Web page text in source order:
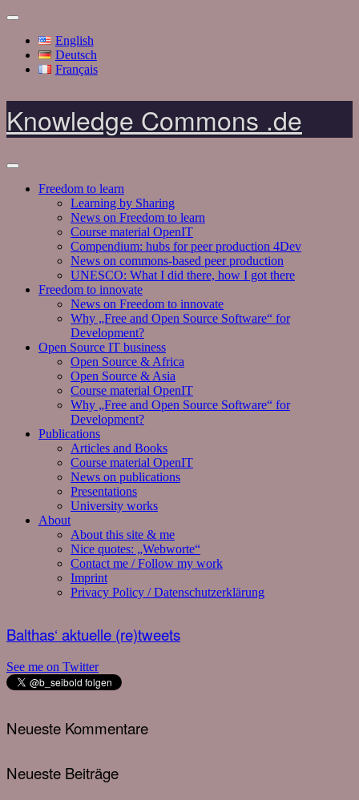
English
Deutsch
Français
Knowledge Commons .de
Freedom to learn
Learning by Sharing
News on Freedom to learn
Course material OpenIT
Compendium: hubs for peer production 4Dev
News on commons-based peer production
UNESCO: What I did there, how I got there
Freedom to innovate
News on Freedom to innovate
Why „Free and Open Source Software“ for
Development?
Open Source IT business
Open Source & Africa
Open Source & Asia
Course material OpenIT
Why „Free and Open Source Software“ for
Development?
Publications
Articles and Books
Course material OpenIT
News on publications
Presentations
University works
About
About this site & me
Nice quotes: „Webworte“
Contact me / Follow my work
Imprint
Privacy Policy / Datenschutzerklärung
Balthas‘ aktuelle (re)tweets
See me on Twitter
Neueste Kommentare
Neueste Beiträge